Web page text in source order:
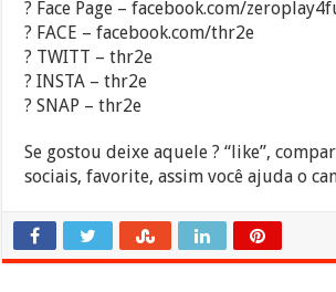
? Face Page – facebook.com/
? FACE – facebook.com/thr2e
? TWITT – thr2e
? INSTA – thr2e
? SNAP – thr2e
Se gostou deixe aquele ? “like”,
sociais, favorite, assim você ajuda o